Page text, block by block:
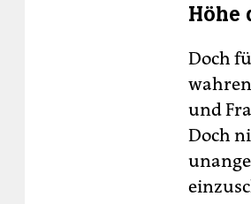
Höhe
Doch
und
Doch